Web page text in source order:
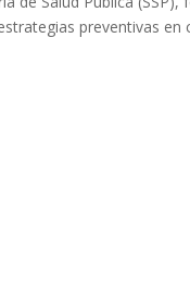
preventivas en